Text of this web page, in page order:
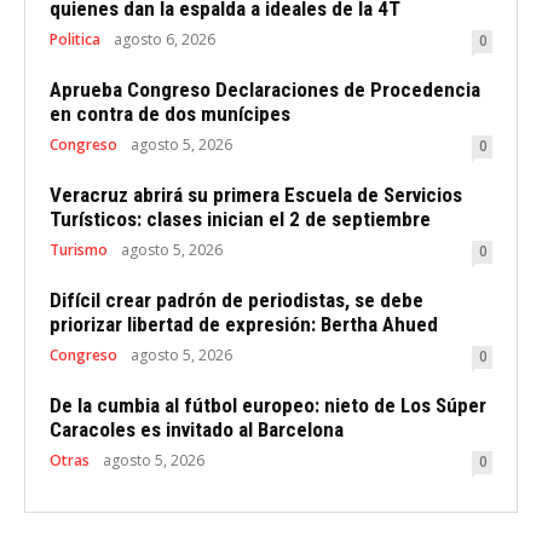
quienes dan la espalda a ideales de la 4T
Politica agosto 6, 2026 0
Aprueba Congreso Declaraciones de Procedencia
en contra de dos munícipes
Congreso agosto 5, 2026 0
Veracruz abrirá su primera Escuela de Servicios
Turísticos: clases inician el 2 de septiembre
Turismo agosto 5, 2026 0
Difícil crear padrón de periodistas, se debe
priorizar libertad de expresión: Bertha Ahued
Congreso agosto 5, 2026 0
De la cumbia al fútbol europeo: nieto de Los Súper
Caracoles es invitado al Barcelona
Otras agosto 5, 2026 0